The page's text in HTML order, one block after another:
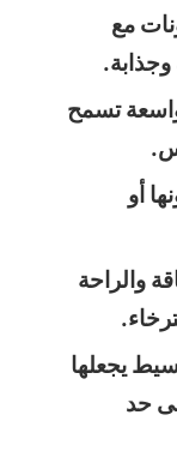
مع
تسمح
أو
والراحة
يجعلها
حد